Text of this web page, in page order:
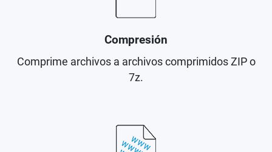
Compresión
Comprime archivos a archivos comprimidos ZIP o
7z.